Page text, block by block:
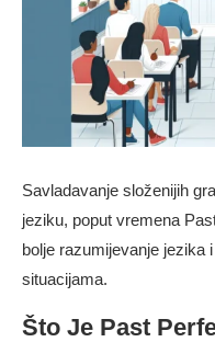
Savladavanje složenijih
jeziku, poput vremena
bolje razumijevanje jezika
situacijama.
Što Je Past